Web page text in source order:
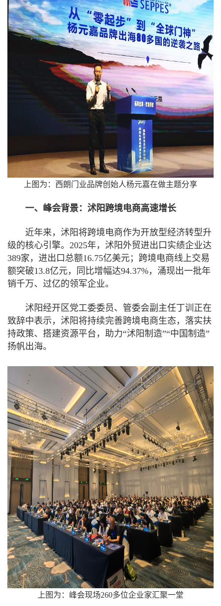
上图为：西朗门业品牌创始人杨元嘉在做主题分享
一、峰会背景：沭阳跨境电商高速增长
近年来，沭阳将跨境电商作为开放型经济转型升
级的核心引擎。2025年，沭阳外贸进出口实绩企业达
389家，进出口总额16.75亿美元；跨境电商线上交易
额突破13.8亿元，同比增幅达94.37%，涌现出一批年
销千万、过亿的领军企业。
沭阳经开区党工委委员、管委会副主任丁训正在
致辞中表示，沭阳将持续完善跨境电商生态，落实扶
持政策、搭建资源平台，助力“沭阳制造”“中国制造”
扬帆出海。
上图为：峰会现场260多位企业家汇聚一堂